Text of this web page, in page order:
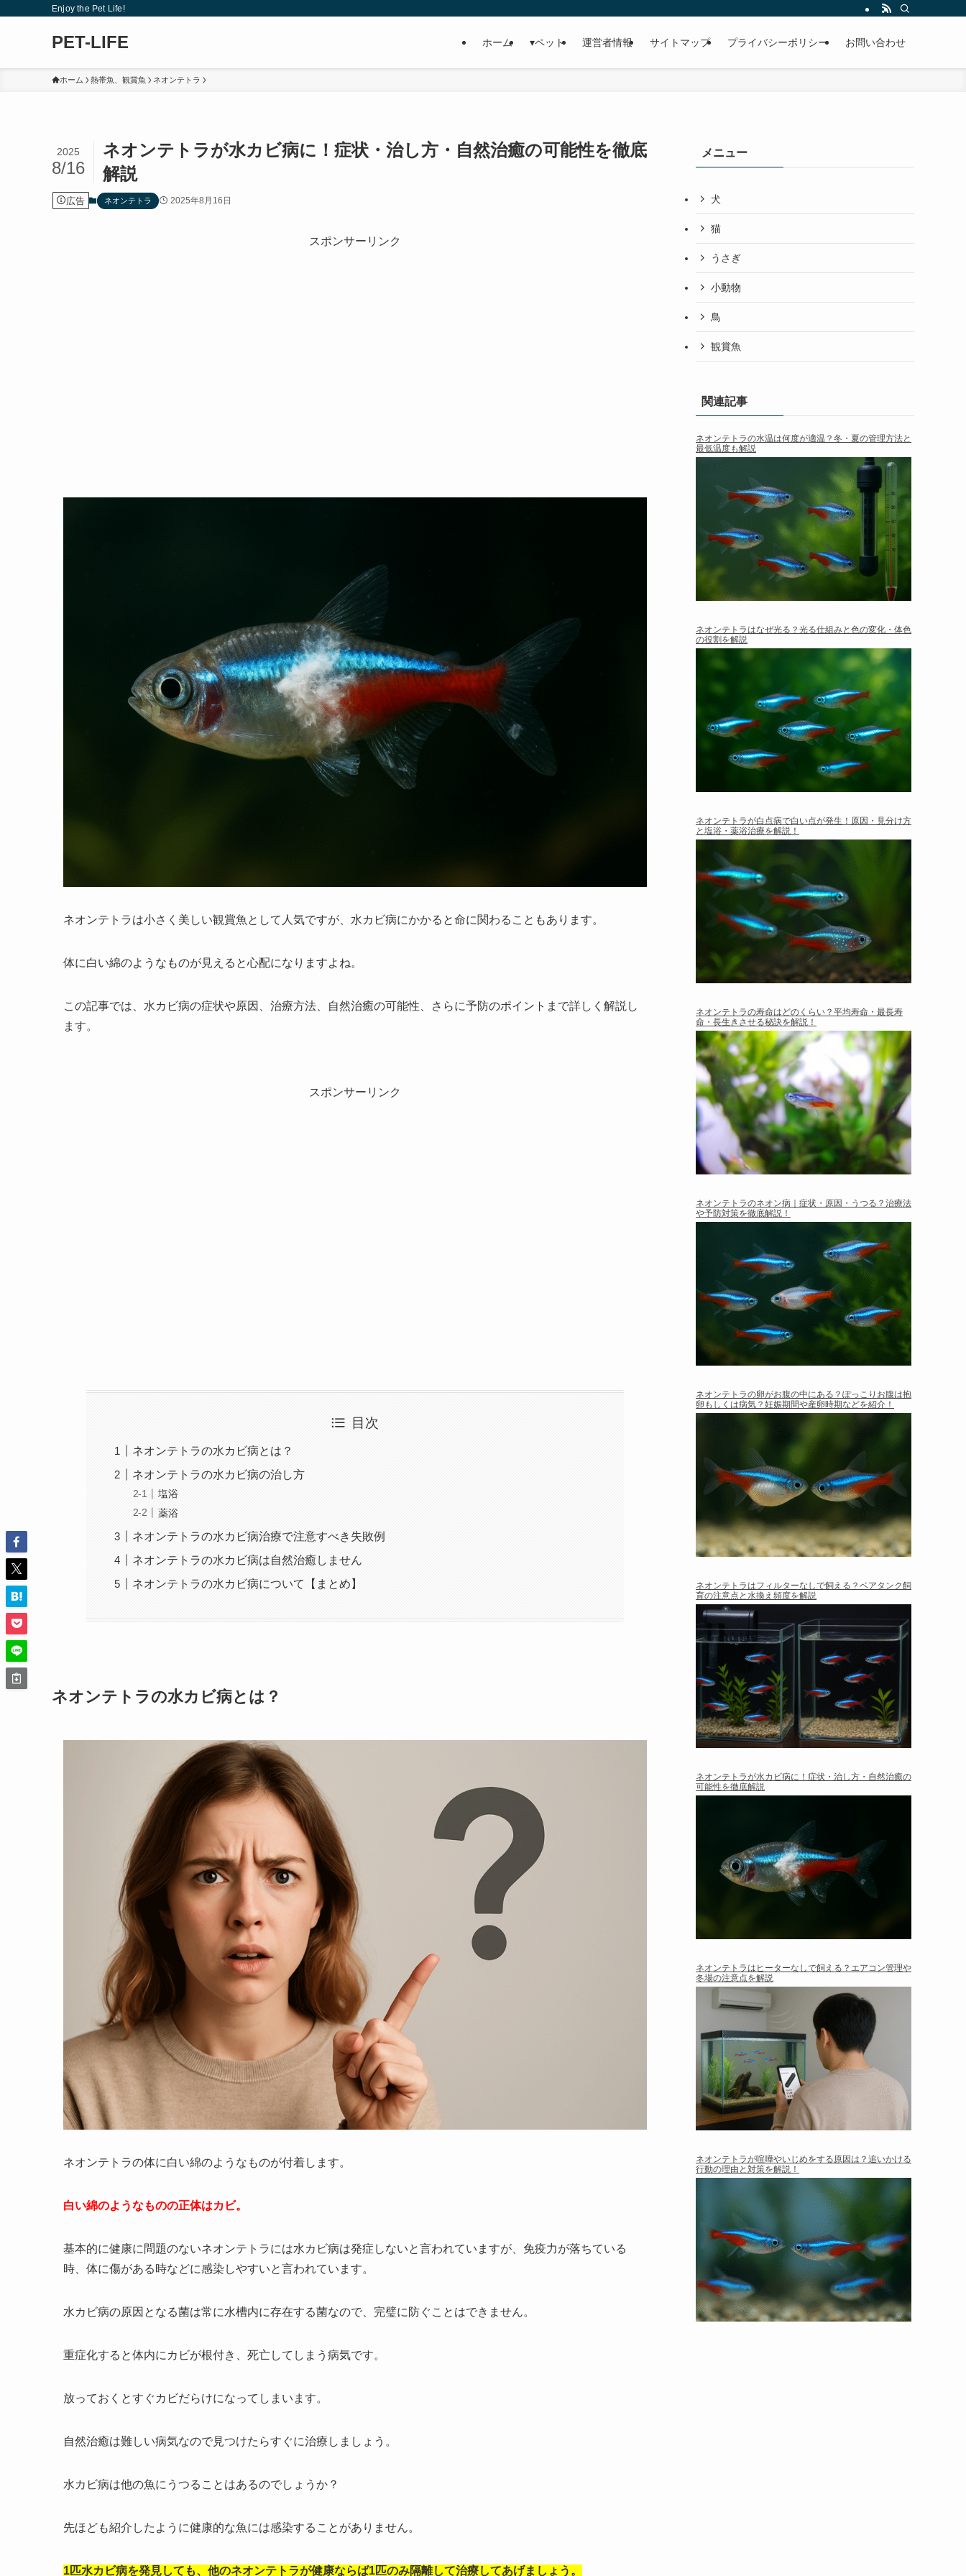
Enjoy the Pet Life!
PET-LIFE ホーム ▾ペット 運営者情報 サイトマップ プライバシーポリシー お問い合わせ
ホーム 熱帯魚、観賞魚 ネオンテトラ
ネオンテトラが水カビ病に！症状・治し方・自然治癒の可能性を徹底
解説
2025
8/16
広告 ネオンテトラ 2025年8月16日
スポンサーリンク
ネオンテトラは小さく美しい観賞魚として人気ですが、水カビ病にかかると命に関わることもあります。
体に白い綿のようなものが見えると心配になりますよね。
この記事では、水カビ病の症状や原因、治療方法、自然治癒の可能性、さらに予防のポイントまで詳しく解説し
ます。
スポンサーリンク
目次
ネオンテトラの水カビ病とは？
ネオンテトラの水カビ病の治し方
塩浴
薬浴
ネオンテトラの水カビ病治療で注意すべき失敗例
ネオンテトラの水カビ病は自然治癒しません
ネオンテトラの水カビ病について【まとめ】
ネオンテトラの水カビ病とは？
ネオンテトラの体に白い綿のようなものが付着します。
白い綿のようなものの正体はカビ。
基本的に健康に問題のないネオンテトラには水カビ病は発症しないと言われていますが、免疫力が落ちている
時、体に傷がある時などに感染しやすいと言われています。
水カビ病の原因となる菌は常に水槽内に存在する菌なので、完璧に防ぐことはできません。
重症化すると体内にカビが根付き、死亡してしまう病気です。
放っておくとすぐカビだらけになってしまいます。
自然治癒は難しい病気なので見つけたらすぐに治療しましょう。
水カビ病は他の魚にうつることはあるのでしょうか？
先ほども紹介したように健康的な魚には感染することがありません。
1匹水カビ病を発見しても、他のネオンテトラが健康ならば1匹のみ隔離して治療してあげましょう。
メニュー
犬
猫
うさぎ
小動物
鳥
観賞魚
関連記事
ネオンテトラの水温は何度が適温？冬・夏の管理方法と
最低温度も解説
ネオンテトラはなぜ光る？光る仕組みと色の変化・体色
の役割を解説
ネオンテトラが白点病で白い点が発生！原因・見分け方
と塩浴・薬浴治療を解説！
ネオンテトラの寿命はどのくらい？平均寿命・最長寿
命・長生きさせる秘訣を解説！
ネオンテトラのネオン病｜症状・原因・うつる？治療法
や予防対策を徹底解説！
ネオンテトラの卵がお腹の中にある？ぽっこりお腹は抱
卵もしくは病気？妊娠期間や産卵時期などを紹介！
ネオンテトラはフィルターなしで飼える？ベアタンク飼
育の注意点と水換え頻度を解説
ネオンテトラが水カビ病に！症状・治し方・自然治癒の
可能性を徹底解説
ネオンテトラはヒーターなしで飼える？エアコン管理や
冬場の注意点を解説
ネオンテトラが喧嘩やいじめをする原因は？追いかける
行動の理由と対策を解説！